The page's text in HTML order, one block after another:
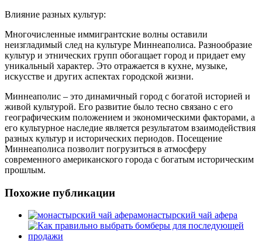
Влияние разных культур:
Многочисленные иммигрантские волны оставили
неизгладимый след на культуре Миннеаполиса. Разнообразие
культур и этнических групп обогащает город и придает ему
уникальный характер. Это отражается в кухне, музыке,
искусстве и других аспектах городской жизни.
Миннеаполис – это динамичный город с богатой историей и
живой культурой. Его развитие было тесно связано с его
географическим положением и экономическими факторами, а
его культурное наследие является результатом взаимодействия
разных культур и исторических периодов. Посещение
Миннеаполиса позволит погрузиться в атмосферу
современного американского города с богатым историческим
прошлым.
Похожие публикации
монастырский чай афера